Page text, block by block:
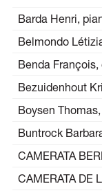
Barda Henri,
Belmondo
Benda
Bezuidenhout
Boysen
Buntrock
CAMERATA
CAMERATA DE